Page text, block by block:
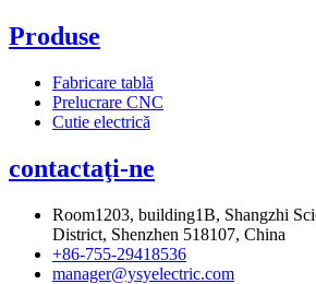
Produse
Fabricare tablă
Prelucrare CNC
Cutie electrică
contactaţi-ne
Room1203, building1B, Shangzhi
District, Shenzhen 518107, China
+86-755-29418536
manager@ysyelectric.com